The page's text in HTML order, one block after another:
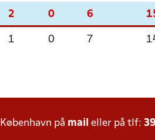
2 0 6
1 0 7
på mail eller på tlf: